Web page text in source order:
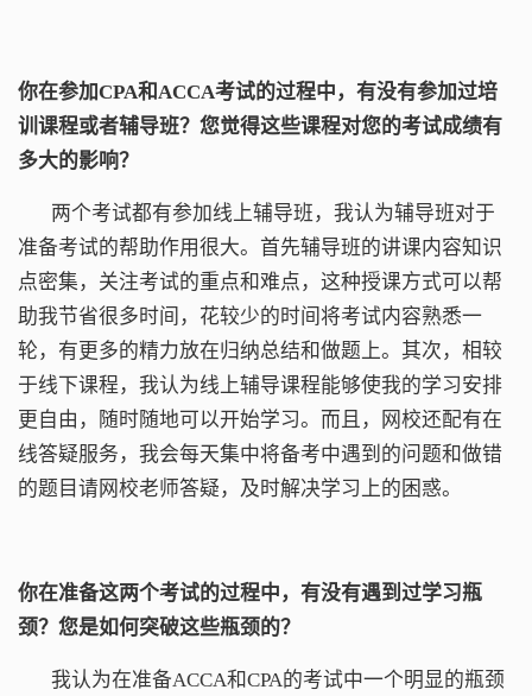
你在参加CPA和ACCA考试的过程中，有没有参加过培
训课程或者辅导班？您觉得这些课程对您的考试成绩有
多大的影响？
两个考试都有参加线上辅导班，我认为辅导班对于
准备考试的帮助作用很大。首先辅导班的讲课内容知识
点密集，关注考试的重点和难点，这种授课方式可以帮
助我节省很多时间，花较少的时间将考试内容熟悉一
轮，有更多的精力放在归纳总结和做题上。其次，相较
于线下课程，我认为线上辅导课程能够使我的学习安排
更自由，随时随地可以开始学习。而且，网校还配有在
线答疑服务，我会每天集中将备考中遇到的问题和做错
的题目请网校老师答疑，及时解决学习上的困惑。
你在准备这两个考试的过程中，有没有遇到过学习瓶
颈？您是如何突破这些瓶颈的？
我认为在准备ACCA和CPA的考试中一个明显的瓶颈